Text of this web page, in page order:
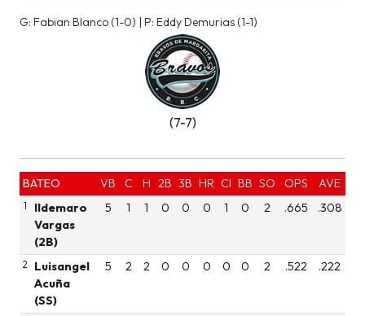
G: Fabian Blanco (1-0) | P: Eddy Demurias (1-1)
(7-7)
BATEO VB C H 2B 3B HR CI BB SO OPS AVE
1
Ildemaro
Vargas
(2B)
5 1 1 0 0 0 1 0 2 .665 .308
2
Luisangel
Acuña
(SS)
5 2 2 0 0 0 0 0 2 .522 .222